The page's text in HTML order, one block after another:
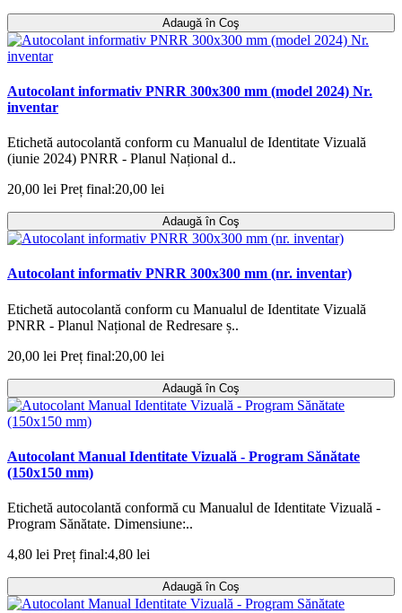
Adaugă în Coş
Autocolant informativ PNRR 300x300 mm (model 2024) Nr.
inventar
Etichetă autocolantă conform cu Manualul de Identitate Vizuală
(iunie 2024) PNRR - Planul Național d..
20,00 lei Preț final:20,00 lei
Adaugă în Coş
Autocolant informativ PNRR 300x300 mm (nr. inventar)
Etichetă autocolantă conform cu Manualul de Identitate Vizuală
PNRR - Planul Național de Redresare ș..
20,00 lei Preț final:20,00 lei
Adaugă în Coş
Autocolant Manual Identitate Vizuală - Program Sănătate
(150x150 mm)
Etichetă autocolantă conformă cu Manualul de Identitate Vizuală -
Program Sănătate. Dimensiune:..
4,80 lei Preț final:4,80 lei
Adaugă în Coş